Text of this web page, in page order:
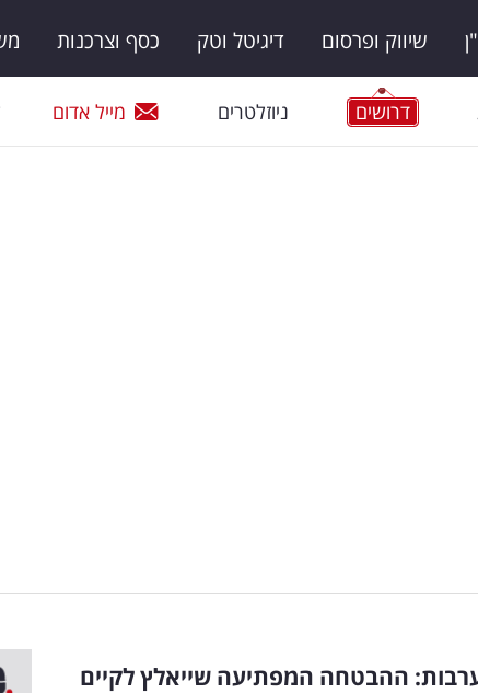
שיווק ופרסום דיגיטל וטק כסף וצרכנות
דרושים ניוזלטרים מייל אדום
ההבטחה המפתיעה שייאלץ לקיים